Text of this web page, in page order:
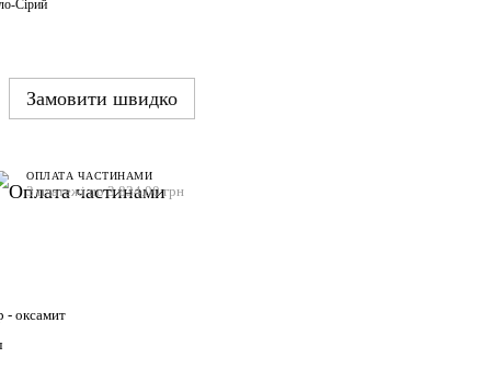
Замовити швидко
ОПЛАТА ЧАСТИНАМИ
3 платежі по 3 834.00 грн
- оксамит